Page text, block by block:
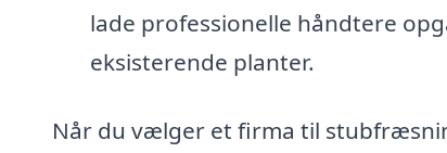
lade professionelle håndtere
eksisterende planter.
Når du vælger et firma til